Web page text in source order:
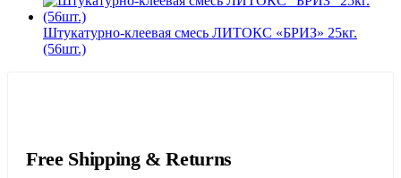
Штукатурно-клеевая смесь ЛИТОКС «БРИЗ» 25кг.
(56шт.)
Free Shipping & Returns